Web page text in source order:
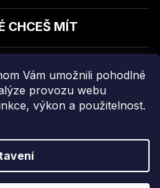
Vám umožnili pohodlné
provozu webu
výkon a použitelnost.
CHCEŠ MÍT
a nakódoval